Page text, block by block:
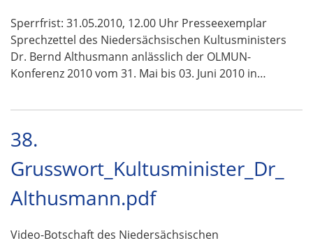
Sperrfrist: 31.05.2010, 12.00 Uhr Presseexemplar
Sprechzettel des Niedersächsischen Kultusministers
Dr. Bernd Althusmann anlässlich der OLMUN-
Konferenz 2010 vom 31. Mai bis 03. Juni 2010 in…
38.
Grusswort_Kultusminister_Dr_
Althusmann.pdf
Video-Botschaft des Niedersächsischen